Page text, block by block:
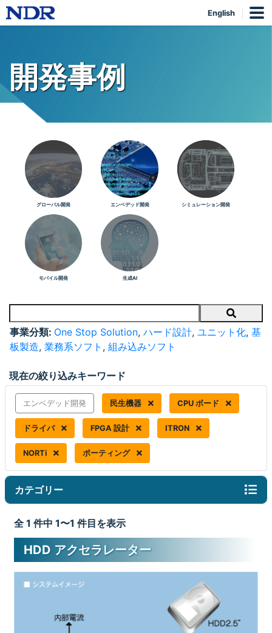
English
開発事例
グローバル開発 エンベデッド開発 シミュレーション開発
モバイル開発 生成AI
Search
事業分類: One Stop Solution, ハード設計, ユニット化, 基
板製造, 業務系ソフト , 組み込みソフト
現在の絞り込みキーワード
エンベデッド開発 民生機器 CPU ボード
ドライバ FPGA 設計 ITRON
NORTi ポーティング
カテゴリー
全 1 件中 1〜1 件目を表示
HDD アクセラレーター